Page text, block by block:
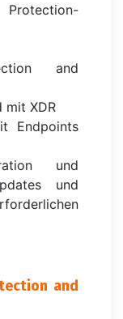
Protection-
and
mit XDR
Endpoints
und
und
and